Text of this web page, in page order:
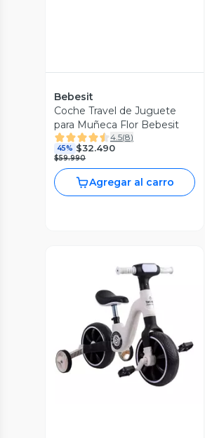
Bebesit
Coche Travel de Juguete
para Muñeca Flor Bebesit
4.5(8)
45% $32.490
$59.990
Agregar al carro
Vista Previa